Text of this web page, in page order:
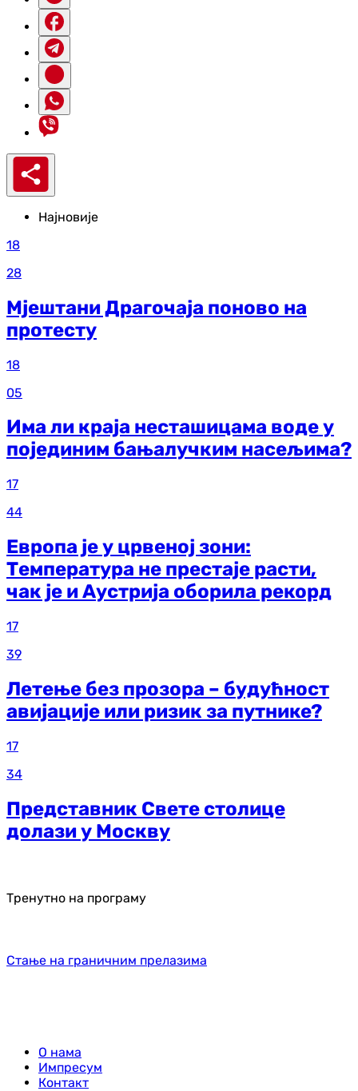
Најновије
18
28
Мјештани Драгочаја поново на
протесту
18
05
Има ли краја несташицама воде у
појединим бањалучким насељима?
17
44
Европа је у црвеној зони:
Температура не престаје расти,
чак је и Аустрија оборила рекорд
17
39
Летење без прозора – будућност
авијације или ризик за путнике?
17
34
Представник Свете столице
долази у Москву
Тренутно на програму
Стање на граничним прелазима
О нама
Импресум
Контакт